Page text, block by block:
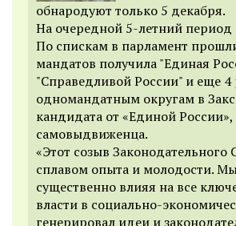
обнародуют только 5 декабря.
На очередной 5-летний период
По спискам в парламент
мандатов получила "Единая
"Справедливой России" и еще
одномандатным округам в
кандидата от «Единой
самовыдвиженца.
«Этот созыв
сплавом опыта и молодости.
существенно влияя на все
власти в социально-
генерировал идеи и